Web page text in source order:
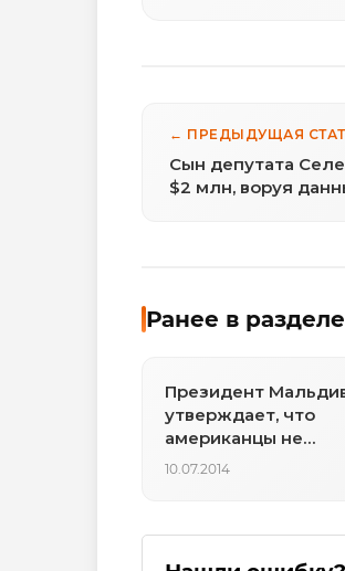
← ПРЕДЫДУЩАЯ
Сын депутата
$2 млн, воруя
Ранее в разделе
Президент
утверждает, что
американцы не
участвовали в
10.07.2014